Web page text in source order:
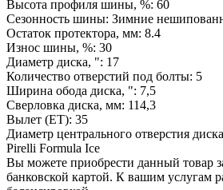
Высота профиля шины, %: 60
Сезонность шины: Зимние
Остаток протектора, мм: 8.4
Износ шины, %: 30
Диаметр диска, ": 17
Количество отверстий под болты: 5
Ширина обода диска, ": 7,5
Сверловка диска, мм: 114,3
Вылет (ET): 35
Диаметр центрального отверстия
Pirelli Formula Ice
Вы можете приобрести данный товар
банковской картой. К вашим услугам